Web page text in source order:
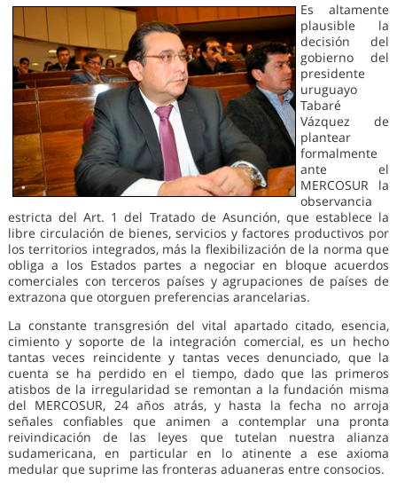
Es altamente
plausible la
decisión del
gobierno del
presidente
uruguayo
Tabaré
Vázquez de
plantear
formalmente
ante el
MERCOSUR la
observancia
estricta del Art. 1 del Tratado de Asunción, que establece la
libre circulación de bienes, servicios y factores productivos por
los territorios integrados, más la flexibilización de la norma que
obliga a los Estados partes a negociar en bloque acuerdos
comerciales con terceros países y agrupaciones de países de
extrazona que otorguen preferencias arancelarias.
La constante transgresión del vital apartado citado, esencia,
cimiento y soporte de la integración comercial, es un hecho
tantas veces reincidente y tantas veces denunciado, que la
cuenta se ha perdido en el tiempo, dado que las primeros
atisbos de la irregularidad se remontan a la fundación misma
del MERCOSUR, 24 años atrás, y hasta la fecha no arroja
señales confiables que animen a contemplar una pronta
reivindicación de las leyes que tutelan nuestra alianza
sudamericana, en particular en lo atinente a ese axioma
medular que suprime las fronteras aduaneras entre consocios.